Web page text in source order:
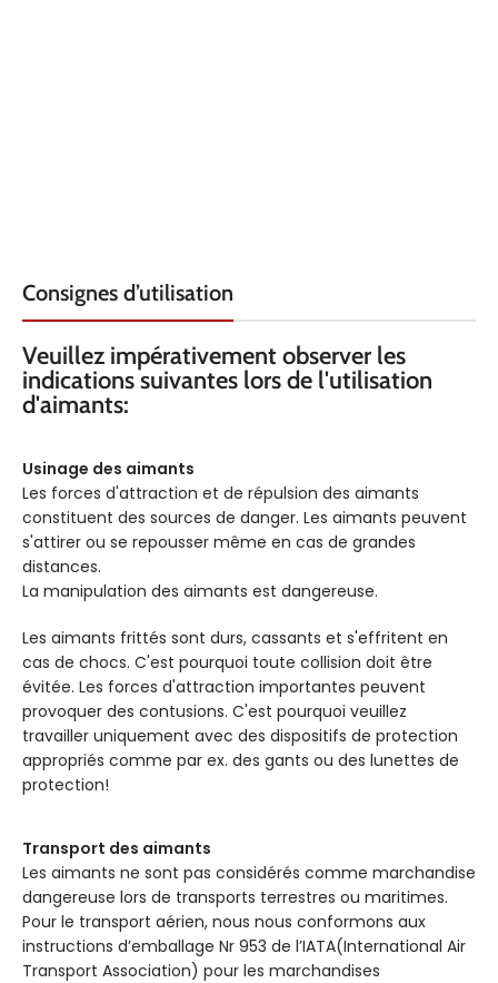
FORCE KG
TEMPÉRATURE
AXE
D'AIMANTATION
selon
l'épaisseur
FORCE KG
AXE
D'AIMANTATION
Consignes d’utilisation
Veuillez impérativement observer les
indications suivantes lors de l'utilisation
d'aimants:
Usinage des aimants
Les forces d'attraction et de répulsion des aimants
constituent des sources de danger. Les aimants peuvent
s'attirer ou se repousser même en cas de grandes
distances.
La manipulation des aimants est dangereuse.
Les aimants frittés sont durs, cassants et s'effritent en
cas de chocs. C'est pourquoi toute collision doit être
évitée. Les forces d'attraction importantes peuvent
provoquer des contusions. C'est pourquoi veuillez
travailler uniquement avec des dispositifs de protection
appropriés comme par ex. des gants ou des lunettes de
protection!
Transport des aimants
Les aimants ne sont pas considérés comme marchandise
dangereuse lors de transports terrestres ou maritimes.
Pour le transport aérien, nous nous conformons aux
instructions d’emballage Nr 953 de l’IATA(International Air
Transport Association) pour les marchandises